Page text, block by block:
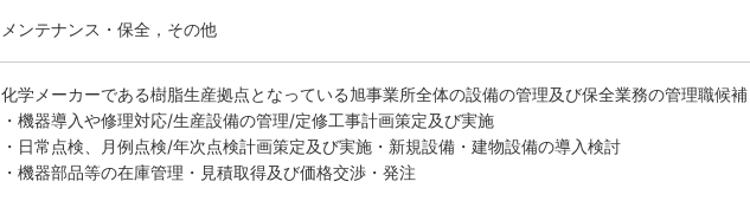
メンテナンス・保全，その他
化学メーカーである樹脂生産拠点となっている旭事業所全体の設備の管理及び保全業務の管理職候補
・機器導入や修理対応/生産設備の管理/定修工事計画策定及び実施
・日常点検、月例点検/年次点検計画策定及び実施・新規設備・建物設備の導入検討
・機器部品等の在庫管理・見積取得及び価格交渉・発注